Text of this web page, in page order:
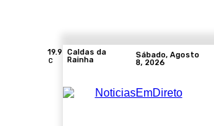
19.9
C
Caldas da
Rainha
Sábado, Agosto
8, 2026